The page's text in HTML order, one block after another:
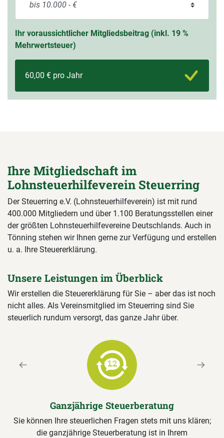
Ihr voraussichtlicher Mitgliedsbeitrag (inkl. 19 %
Mehrwertsteuer)
60,00 € pro Jahr
Ihre Mitgliedschaft im
Lohnsteuerhilfeverein Steuerring
Der Steuerring e.V. (Lohnsteuerhilfeverein) ist mit rund
400.000 Mitgliedern und über 1.100 Beratungsstellen einer
der größten Lohnsteuerhilfevereine Deutschlands. Auch in
Tönning stehen wir Ihnen gerne zur Verfügung und erstellen
u. a. Ihre Steuererklärung.
Unsere Leistungen im Überblick
Wir erstellen die Steuererklärung für Sie – aber das ist noch
nicht alles. Als Vereinsmitglied im Steuerring sind Sie
steuerlich rundum versorgt, das ganze Jahr über.
Ganzjährige Steuerberatung
Sie können Ihre steuerlichen Fragen stets mit uns klären;
die ganzjährige Steuerberatung ist in Ihrem
Previous Next